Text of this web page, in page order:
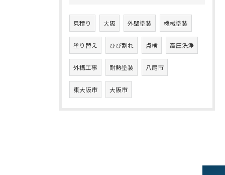
見積り 大阪 外壁塗装 機械塗装
塗り替え ひび割れ 点検 高圧洗浄
外構工事 耐熱塗装 八尾市
東大阪市 大阪市